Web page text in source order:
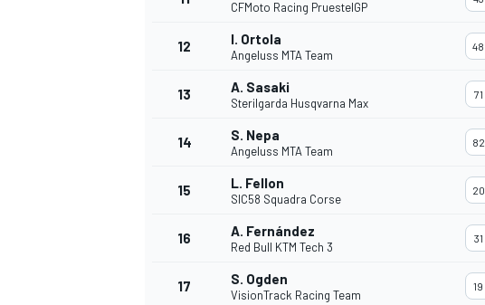
CFMoto Racing PruestelGP
12 I. Ortola
Angeluss MTA Team
48
13 A. Sasaki
Sterilgarda Husqvarna Max
71
14 S. Nepa
Angeluss MTA Team
82
15 L. Fellon
SIC58 Squadra Corse
20
16 A. Fernández
Red Bull KTM Tech 3
31
17 S. Ogden
VisionTrack Racing Team
19